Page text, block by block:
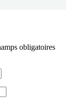
obligatoires